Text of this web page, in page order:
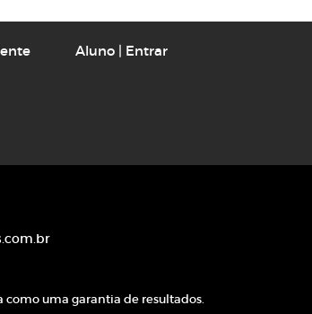
Aluno | Entrar
uma garantia de resultados.